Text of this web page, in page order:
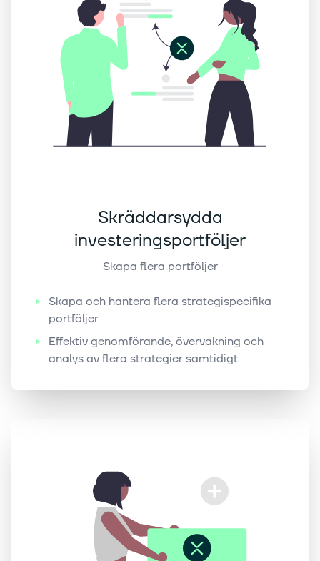
Skräddarsydda
investeringsportföljer
Skapa flera portföljer
Skapa och hantera flera strategispecifika
portföljer
Effektiv genomförande, övervakning och
analys av flera strategier samtidigt